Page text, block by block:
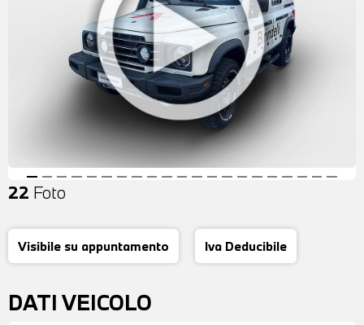
22 Foto
Visibile su appuntamento Iva Deducibile
DATI VEICOLO